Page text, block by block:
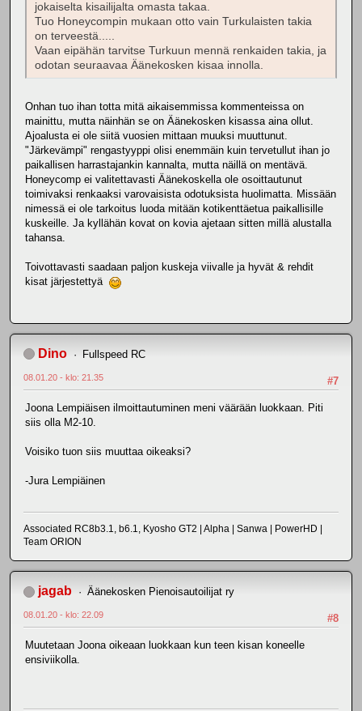
jokaiselta kisailijalta omasta takaa.
Tuo Honeycompin mukaan otto vain Turkulaisten takia
on terveestä.....
Vaan eipähän tarvitse Turkuun mennä renkaiden takia, ja
odotan seuraavaa Äänekosken kisaa innolla.
Onhan tuo ihan totta mitä aikaisemmissa kommenteissa on
mainittu, mutta näinhän se on Äänekosken kisassa aina ollut.
Ajoalusta ei ole siitä vuosien mittaan muuksi muuttunut.
"Järkevämpi" rengastyyppi olisi enemmäin kuin tervetullut ihan jo
paikallisen harrastajankin kannalta, mutta näillä on mentävä.
Honeycomp ei valitettavasti Äänekoskella ole osoittautunut
toimivaksi renkaaksi varovaisista odotuksista huolimatta. Missään
nimessä ei ole tarkoitus luoda mitään kotikenttäetua paikallisille
kuskeille. Ja kyllähän kovat on kovia ajetaan sitten millä alustalla
tahansa.
Toivottavasti saadaan paljon kuskeja viivalle ja hyvät & rehdit
kisat järjestettyä
Dino Fullspeed RC
#7
08.01.20 - klo: 21.35
Joona Lempiäisen ilmoittautuminen meni väärään luokkaan. Piti
siis olla M2-10.
Voisiko tuon siis muuttaa oikeaksi?
-Jura Lempiäinen
Associated RC8b3.1, b6.1, Kyosho GT2 | Alpha | Sanwa | PowerHD |
Team ORION
jagab Äänekosken Pienoisautoilijat ry
#8
08.01.20 - klo: 22.09
Muutetaan Joona oikeaan luokkaan kun teen kisan koneelle
ensiviikolla.